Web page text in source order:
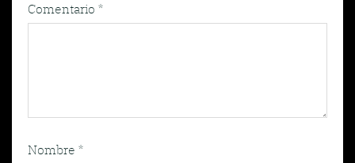
Comentario *
Nombre *